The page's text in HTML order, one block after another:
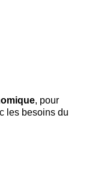
, pour
les besoins du